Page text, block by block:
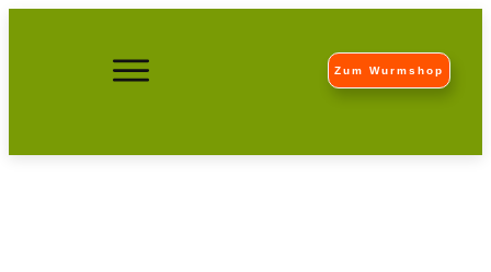
Zum Wurmshop